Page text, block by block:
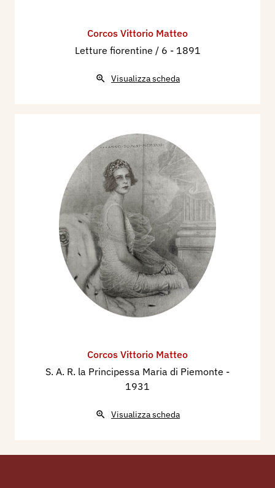
Corcos Vittorio Matteo
Letture fiorentine / 6 - 1891
Visualizza scheda
Corcos Vittorio Matteo
S. A. R. la Principessa Maria di Piemonte -
1931
Visualizza scheda